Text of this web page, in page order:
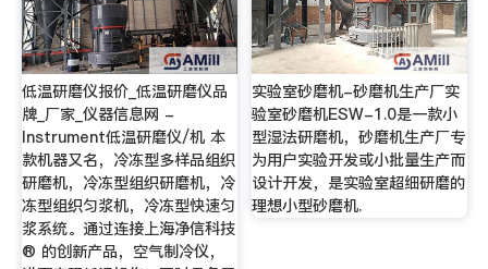
低温研磨仪报价_低温研磨仪品
牌_厂家_仪器信息网 -
Instrument低温研磨仪/机 本
款机器又名，冷冻型多样品组织
研磨机，冷冻型组织研磨机，冷
冻型组织匀浆机，冷冻型快速匀
浆系统。通过连接上海净信科技
® 的创新产品，空气制冷仪，
实验室砂磨机-砂磨机生产厂实
验室砂磨机ESW-1.0是一款小
型湿法研磨机，砂磨机生产厂专
为用户实验开发或小批量生产而
设计开发，是实验室超细研磨的
理想小型砂磨机.